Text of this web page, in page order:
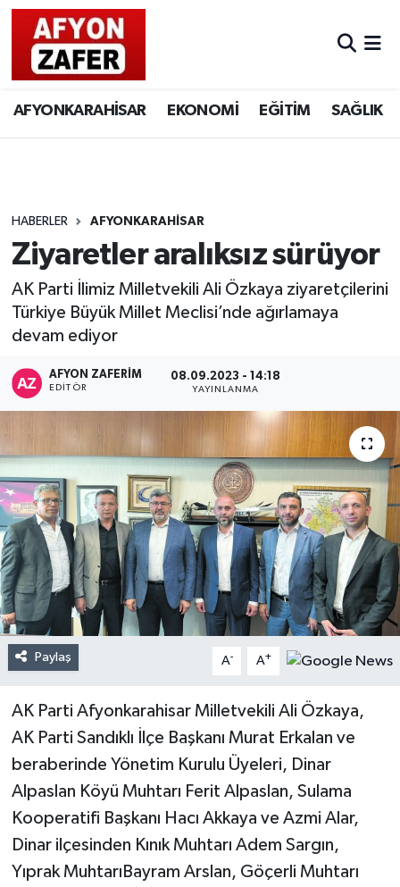
AFYONKARAHİSAR EKONOMİ EĞİTİM SAĞLIK
HABERLER AFYONKARAHİSAR
Ziyaretler aralıksız sürüyor
AK Parti İlimiz Milletvekili Ali Özkaya ziyaretçilerini
Türkiye Büyük Millet Meclisi’nde ağırlamaya
devam ediyor
AFYON ZAFERİM
EDITÖR
08.09.2023 - 14:18
YAYINLANMA
Paylaş A- A+
AK Parti Afyonkarahisar Milletvekili Ali Özkaya,
AK Parti Sandıklı İlçe Başkanı Murat Erkalan ve
beraberinde Yönetim Kurulu Üyeleri, Dinar
Alpaslan Köyü Muhtarı Ferit Alpaslan, Sulama
Kooperatifi Başkanı Hacı Akkaya ve Azmi Alar,
Dinar ilçesinden Kınık Muhtarı Adem Sargın,
Yıprak MuhtarıBayram Arslan, Göçerli Muhtarı